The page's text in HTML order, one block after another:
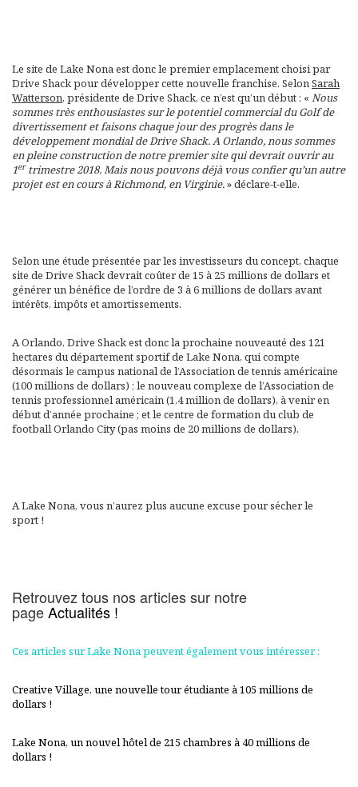
Le site de Lake Nona est donc le premier emplacement choisi par
Drive Shack pour développer cette nouvelle franchise. SelonSarah
Watterson, présidente de Drive Shack, ce n’est qu’un début : « Nous
sommes très enthousiastes sur le potentiel commercial du Golf de
divertissement et faisons chaque jour des progrès dans le
développement mondial de Drive Shack. A Orlando, nous sommes
en pleine construction de notre premier site qui devrait ouvrir au
1ertrimestre 2018. Mais nous pouvons déjà vous confier qu’un autre
projet est en cours à Richmond, en Virginie.» déclare-t-elle.
Selon une étude présentée par les investisseurs du concept, chaque
site de Drive Shack devrait coûter de 15 à 25 millions de dollars et
générer un bénéfice de l’ordre de 3 à 6 millions de dollars avant
intérêts, impôts et amortissements.
A Orlando, Drive Shack est donc la prochaine nouveauté des 121
hectares du département sportif de Lake Nona, qui compte
désormais le campus national de l’Association de tennis américaine
(100 millions de dollars) ; le nouveau complexe de l’Association de
tennis professionnel américain (1,4 million de dollars), à venir en
début d’année prochaine ; et le centre de formation du club de
football Orlando City (pas moins de 20 millions de dollars).
A Lake Nona, vous n’aurez plus aucune excuse pour sécher le
sport !
Retrouvez tous nos articles sur notre
pageActualités !
Ces articles sur Lake Nona peuvent également vous intéresser :
Creative Village, une nouvelle tour étudiante à 105 millions de
dollars !
Lake Nona, un nouvel hôtel de 215 chambres à 40 millions de
dollars !